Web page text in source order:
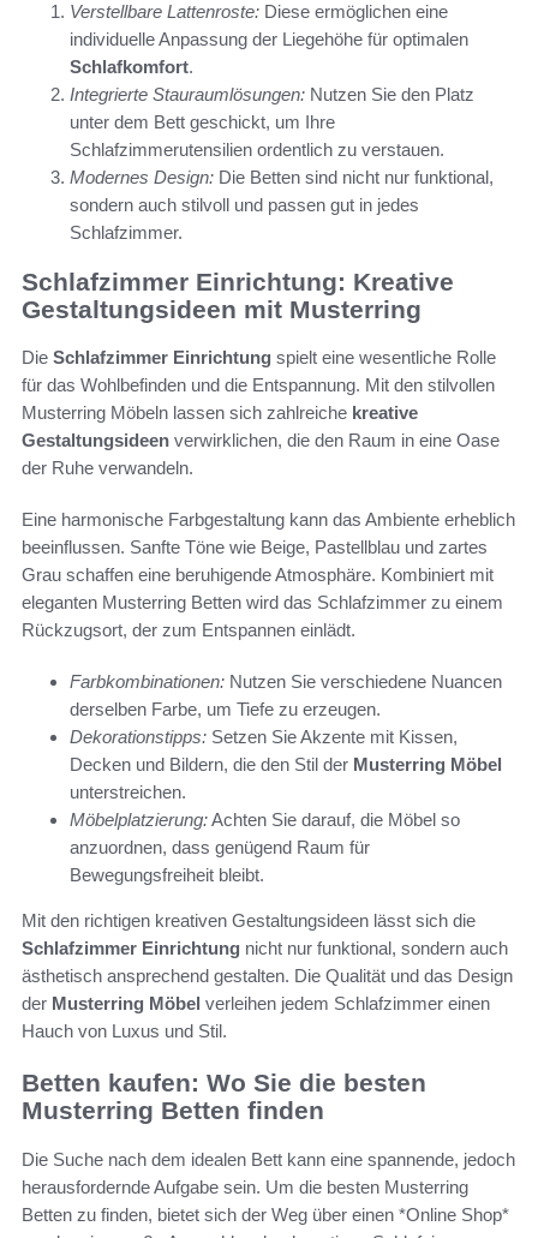
Verstellbare Lattenroste: Diese ermöglichen eine
individuelle Anpassung der Liegehöhe für optimalen
Schlafkomfort.
Integrierte Stauraumlösungen: Nutzen Sie den Platz
unter dem Bett geschickt, um Ihre
Schlafzimmerutensilien ordentlich zu verstauen.
Modernes Design: Die Betten sind nicht nur funktional,
sondern auch stilvoll und passen gut in jedes
Schlafzimmer.
Schlafzimmer Einrichtung: Kreative
Gestaltungsideen mit Musterring
Die Schlafzimmer Einrichtung spielt eine wesentliche Rolle
für das Wohlbefinden und die Entspannung. Mit den stilvollen
Musterring Möbeln lassen sich zahlreiche kreative
Gestaltungsideen verwirklichen, die den Raum in eine Oase
der Ruhe verwandeln.
Eine harmonische Farbgestaltung kann das Ambiente erheblich
beeinflussen. Sanfte Töne wie Beige, Pastellblau und zartes
Grau schaffen eine beruhigende Atmosphäre. Kombiniert mit
eleganten Musterring Betten wird das Schlafzimmer zu einem
Rückzugsort, der zum Entspannen einlädt.
Farbkombinationen: Nutzen Sie verschiedene Nuancen
derselben Farbe, um Tiefe zu erzeugen.
Dekorationstipps: Setzen Sie Akzente mit Kissen,
Decken und Bildern, die den Stil der Musterring Möbel
unterstreichen.
Möbelplatzierung:Achten Sie darauf, die Möbel so
anzuordnen, dass genügend Raum für
Bewegungsfreiheit bleibt.
Mit den richtigen kreativen Gestaltungsideen lässt sich die
Schlafzimmer Einrichtung nicht nur funktional, sondern auch
ästhetisch ansprechend gestalten. Die Qualität und das Design
der Musterring Möbel verleihen jedem Schlafzimmer einen
Hauch von Luxus und Stil.
Betten kaufen: Wo Sie die besten
Musterring Betten finden
Die Suche nach dem idealen Bett kann eine spannende, jedoch
herausfordernde Aufgabe sein. Um die besten Musterring
Betten zu finden, bietet sich der Weg über einen *Online Shop*